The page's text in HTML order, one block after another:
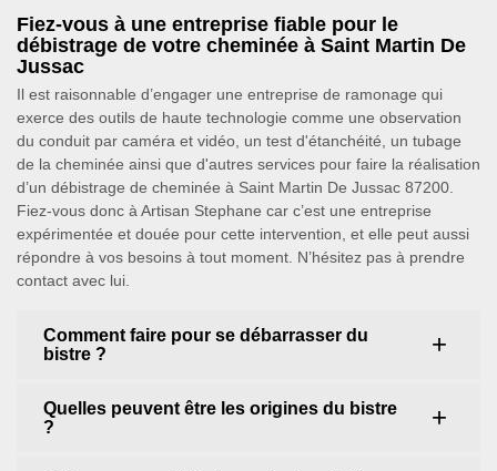
Fiez-vous à une entreprise fiable pour le
débistrage de votre cheminée à Saint Martin De
Jussac
Il est raisonnable d’engager une entreprise de ramonage qui
exerce des outils de haute technologie comme une observation
du conduit par caméra et vidéo, un test d'étanchéité, un tubage
de la cheminée ainsi que d'autres services pour faire la réalisation
d’un débistrage de cheminée à Saint Martin De Jussac 87200.
Fiez-vous donc à Artisan Stephane car c’est une entreprise
expérimentée et douée pour cette intervention, et elle peut aussi
répondre à vos besoins à tout moment. N’hésitez pas à prendre
contact avec lui.
Comment faire pour se débarrasser du
bistre ?
Quelles peuvent être les origines du bistre
?